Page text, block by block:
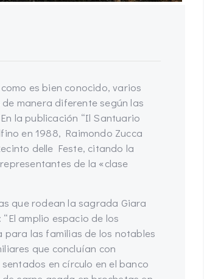
es bien conocido, varios
manera diferente según las
la publicación “Il Santuario
en 1988, Raimondo Zucca
delle Feste, citando la
de la «clase
que rodean la sagrada Giara
amplio espacio de los
las familias de los notables
que concluían con
en círculo en el banco